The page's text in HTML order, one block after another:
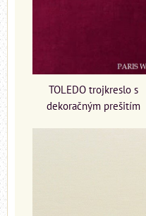
TOLEDO trojkreslo s
dekoračným prešitím